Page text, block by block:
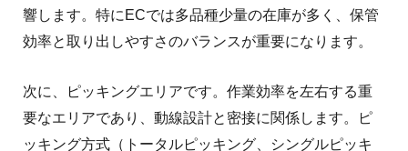
響します。特にECでは多品種少量の在庫が多く、保管
効率と取り出しやすさのバランスが重要になります。
次に、ピッキングエリアです。作業効率を左右する重
要なエリアであり、動線設計と密接に関係します。ピ
ッキング方式（トータルピッキング、シングルピッキ